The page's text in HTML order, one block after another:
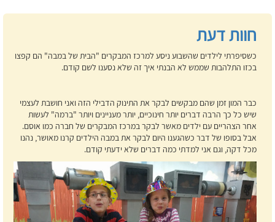
חוות דעת
כשסיפרתי לילדים שהשבוע ניסע למרכז המבקרים "הבית של במבה" הם קפצו
בכזו התלהבות שממש לא הבנתי איך זה שלא נסענו לשם קודם.
כבר המון זמן שהם מבקשים לבקר את התינוק הדבילי הזה ואני חושבת לעצמי
שיש כל כך הרבה דברים יותר חינוכיים, יותר מעניינים ויותר "ברמה" לעשות
אחר הצהריים עם ילדים מאשר לבקר במרכז המבקרים של חברה כמו אוסם.
אבל בסופו של דבר כשהגענו היום לבקר את במבה הילדים קרנו מאושר, נהנו
מכל דקה, וגם אני למדתי כמה דברים שלא ידעתי קודם.